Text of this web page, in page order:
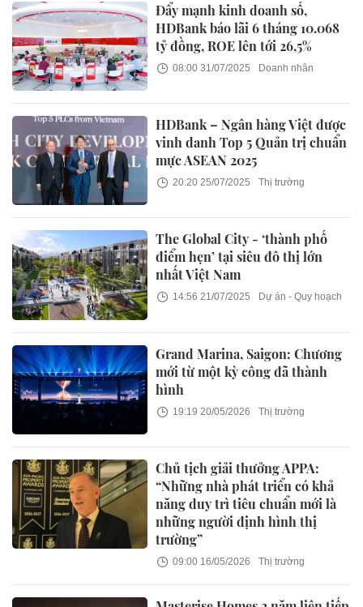
Đẩy mạnh kinh doanh số,
HDBank báo lãi 6 tháng 10.068
tỷ đồng, ROE lên tới 26,5%
08:00 31/07/2025 Doanh nhân
HDBank – Ngân hàng Việt được
vinh danh Top 5 Quản trị chuẩn
mực ASEAN 2025
20:20 25/07/2025 Thị trường
The Global City - ‘thành phố
điểm hẹn’ tại siêu đô thị lớn
nhất Việt Nam
14:56 21/07/2025 Dự án - Quy hoạch
Grand Marina, Saigon: Chương
mới từ một kỳ công đã thành
hình
19:19 20/05/2026 Thị trường
Chủ tịch giải thưởng APPA:
“Những nhà phát triển có khả
năng duy trì tiêu chuẩn mới là
những người định hình thị
trường”
09:00 16/05/2026 Thị trường